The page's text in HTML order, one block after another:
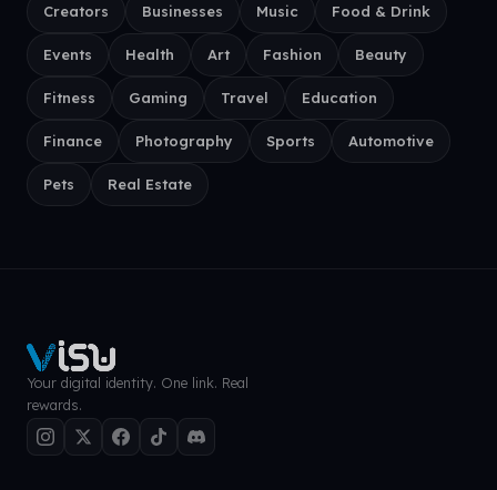
Creators Businesses Music Food & Drink
Events Health Art Fashion Beauty
Fitness Gaming Travel Education
Finance Photography Sports Automotive
Pets Real Estate
Your digital identity. One link. Real
rewards.